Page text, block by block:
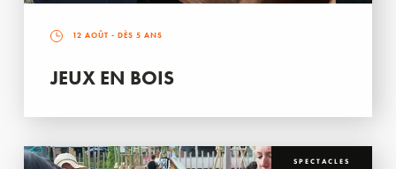
12 AOÛT - DÈS 5 ANS
JEUX EN BOIS
SPECTACLES